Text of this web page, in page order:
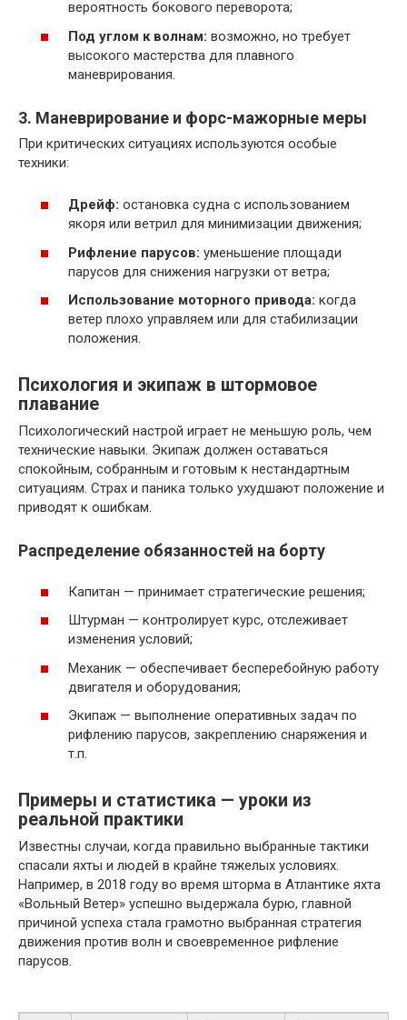
вероятность бокового переворота;
Под углом к волнам: возможно, но требует
высокого мастерства для плавного
маневрирования.
3. Маневрирование и форс-мажорные меры
При критических ситуациях используются особые
техники:
Дрейф: остановка судна с использованием
якоря или ветрил для минимизации движения;
Рифление парусов: уменьшение площади
парусов для снижения нагрузки от ветра;
Использование моторного привода: когда
ветер плохо управляем или для стабилизации
положения.
Психология и экипаж в штормовое
плавание
Психологический настрой играет не меньшую роль, чем
технические навыки. Экипаж должен оставаться
спокойным, собранным и готовым к нестандартным
ситуациям. Страх и паника только ухудшают положение и
приводят к ошибкам.
Распределение обязанностей на борту
Капитан — принимает стратегические решения;
Штурман — контролирует курс, отслеживает
изменения условий;
Механик — обеспечивает бесперебойную работу
двигателя и оборудования;
Экипаж — выполнение оперативных задач по
рифлению парусов, закреплению снаряжения и
т.п.
Примеры и статистика — уроки из
реальной практики
Известны случаи, когда правильно выбранные тактики
спасали яхты и людей в крайне тяжелых условиях.
Например, в 2018 году во время шторма в Атлантике яхта
«Вольный Ветер» успешно выдержала бурю, главной
причиной успеха стала грамотно выбранная стратегия
движения против волн и своевременное рифление
парусов.